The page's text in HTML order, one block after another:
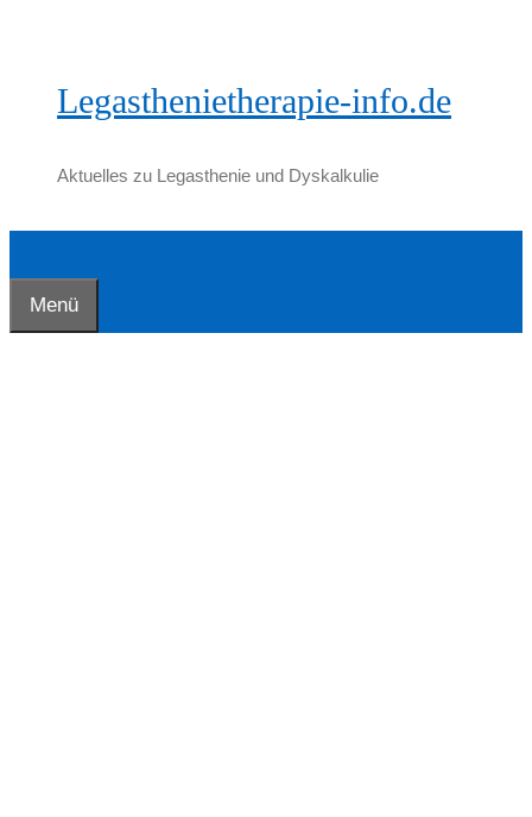
Legasthenietherapie-info.de
Aktuelles zu Legasthenie und Dyskalkulie
Menü